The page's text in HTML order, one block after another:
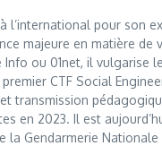
l’international pour son
majeure en matière de
ou 01net, il vulgarise
CTF Social
transmission
en 2023. Il est
la Gendarmerie